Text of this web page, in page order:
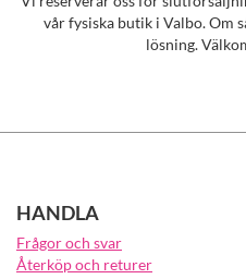
vår fysiska butik i Valbo. Om
lösning.
HANDLA
Frågor och svar
Återköp och returer